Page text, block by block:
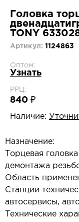
Головка
TONY
Артикул: 1124863
Оптом:
Узнать
РРЦ:
840 ₽
Наличие:
Назначение:
Торцевая
демонтажа
Область
Станции
автосервисы,
Технические